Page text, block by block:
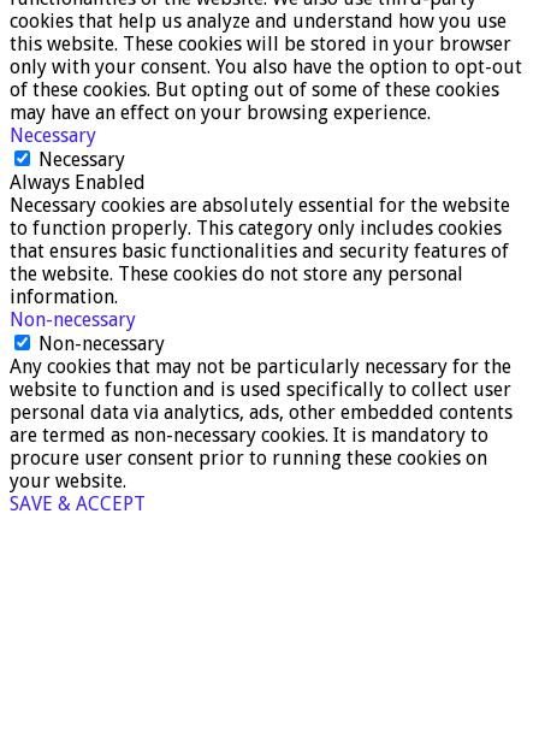
cookies that help us analyze and understand how you use
this website. These cookies will be stored in your browser
only with your consent. You also have the option to opt-out
of these cookies. But opting out of some of these cookies
may have an effect on your browsing experience.
Necessary
Necessary
Always Enabled
Necessary cookies are absolutely essential for the website
to function properly. This category only includes cookies
that ensures basic functionalities and security features of
the website. These cookies do not store any personal
information.
Non-necessary
Non-necessary
Any cookies that may not be particularly necessary for the
website to function and is used specifically to collect user
personal data via analytics, ads, other embedded contents
are termed as non-necessary cookies. It is mandatory to
procure user consent prior to running these cookies on
your website.
SAVE & ACCEPT